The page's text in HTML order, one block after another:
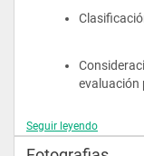
evaluación
Seguir leyendo